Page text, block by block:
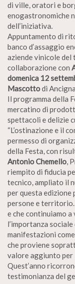
di ville, oratori e
enogastronomiche
dell’iniziativa.
Appuntamento di
banco d’assaggio
aziende vinicole del
collaborazione con
domenica 12
Mascottodi
Il programma della
mercatino di
spettacoli e delizie
“L’ostinazione e il
permesso di
della Festa, con
Antonio Chemello,
riempito di fiducia
tecnico, ampliato il
per questa edizione
persone e
e che continuiamo
l’importanza
manifestazioni
che proviene
valore aggiunto per
Quest’anno
testimonianza del